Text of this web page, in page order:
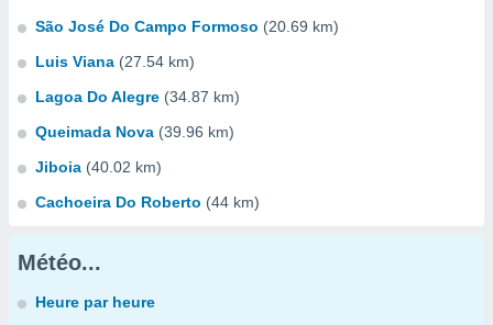
São José Do Campo Formoso (20.69 km)
Luis Viana (27.54 km)
Lagoa Do Alegre (34.87 km)
Queimada Nova (39.96 km)
Jiboia (40.02 km)
Cachoeira Do Roberto (44 km)
Météo...
Heure par heure